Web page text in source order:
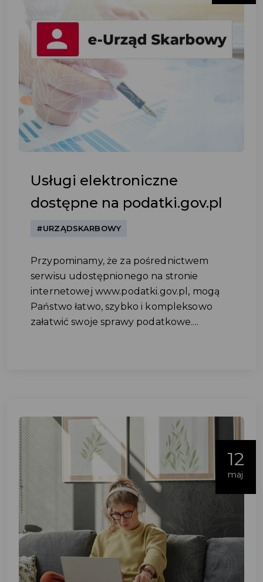
Usługi elektroniczne
dostępne na podatki.gov.pl
#URZĄDSKARBOWY
Przypominamy, że za pośrednictwem
serwisu udostępnionego na stronie
internetowej www.podatki.gov.pl, mogą
Państwo łatwo, szybko i kompleksowo
załatwić swoje sprawy podatkowe....
12
maj